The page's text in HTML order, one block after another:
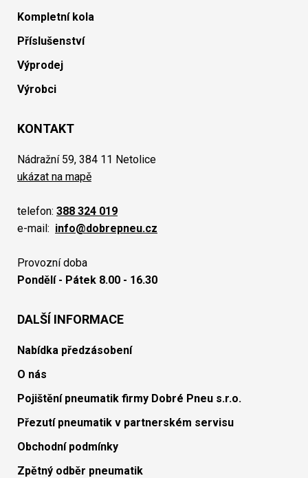
Kompletní kola
Příslušenství
Výprodej
Výrobci
KONTAKT
Nádražní 59, 384 11 Netolice
ukázat na mapě
telefon: 388 324 019
e-mail: info@dobrepneu.cz
Provozní doba
Pondělí - Pátek 8.00 - 16.30
DALŠÍ INFORMACE
Nabídka předzásobení
O nás
Pojištění pneumatik firmy Dobré Pneu s.r.o.
Přezutí pneumatik v partnerském servisu
Obchodní podmínky
Zpětný odběr pneumatik